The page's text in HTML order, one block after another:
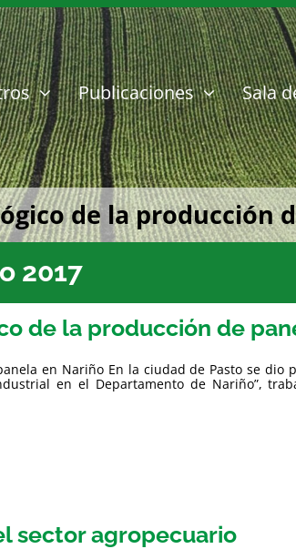
Publicaciones Sala
de la producción
2017
de la producción de
en Nariño En la ciudad de Pasto se dio
en el Departamento de Nariño”,
sector agropecuario